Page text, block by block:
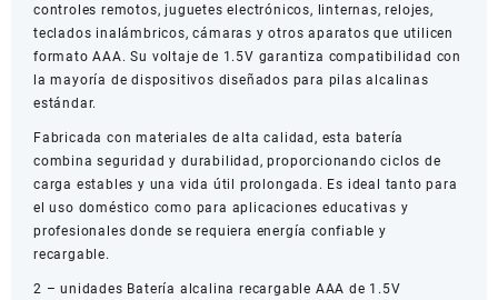
controles remotos, juguetes electrónicos, linternas, relojes,
teclados inalámbricos, cámaras y otros aparatos que utilicen
formato AAA. Su voltaje de 1.5V garantiza compatibilidad con
la mayoría de dispositivos diseñados para pilas alcalinas
estándar.
Fabricada con materiales de alta calidad, esta batería
combina seguridad y durabilidad, proporcionando ciclos de
carga estables y una vida útil prolongada. Es ideal tanto para
el uso doméstico como para aplicaciones educativas y
profesionales donde se requiera energía confiable y
recargable.
2 – unidades Batería alcalina recargable AAA de 1.5V